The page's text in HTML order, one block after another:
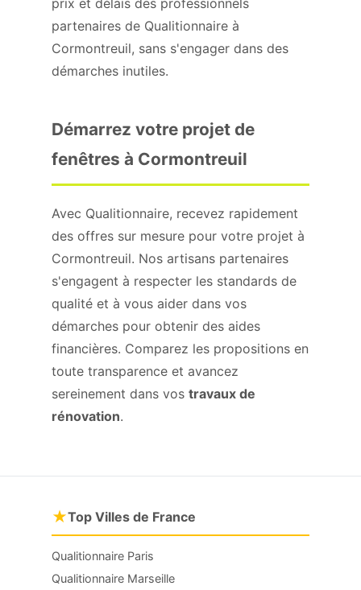
prix et délais des professionnels
partenaires de Qualitionnaire à
Cormontreuil, sans s'engager dans des
démarches inutiles.
Démarrez votre projet de
fenêtres à Cormontreuil
Avec Qualitionnaire, recevez rapidement
des offres sur mesure pour votre projet à
Cormontreuil. Nos artisans partenaires
s'engagent à respecter les standards de
qualité et à vous aider dans vos
démarches pour obtenir des aides
financières. Comparez les propositions en
toute transparence et avancez
sereinement dans vos travaux de
rénovation.
★Top Villes de France
Qualitionnaire Paris
Qualitionnaire Marseille